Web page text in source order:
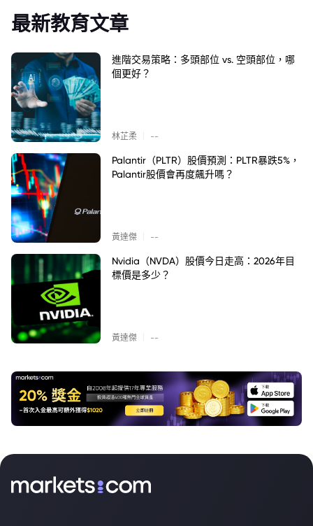
最新教育文章
進階交易策略：多頭部位 vs. 空頭部位，哪
個更好？
林芷柔 --
Palantir（PLTR）股價預測：PLTR暴跌5%，
Palantir股價會再度飆升嗎？
黃達傑 --
Nvidia（NVDA）股價今日走高：2026年目
標價是多少？
黃達傑 --